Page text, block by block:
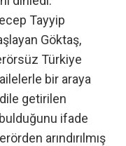
Tayyip
Göktaş,
Türkiye
bir araya
getirilen
ifade
arındırılmış